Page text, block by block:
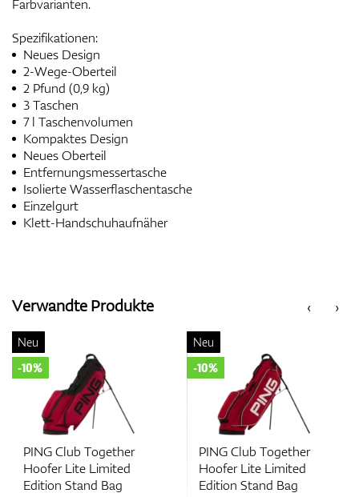
Farbvarianten.
Spezifikationen:
Neues Design
2-Wege-Oberteil
2 Pfund (0,9 kg)
3 Taschen
7 l Taschenvolumen
Kompaktes Design
Neues Oberteil
Entfernungsmessertasche
Isolierte Wasserflaschentasche
Einzelgurt
Klett-Handschuhaufnäher
‹
Verwandte Produkte ›
PING Club Together
Hoofer Lite Limited
Edition Stand Bag
Neu
-10%
PING Club Together
Hoofer Lite Limited
Edition Stand Bag
Neu
-10%